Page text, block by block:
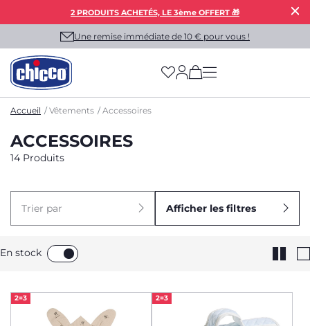
2 PRODUITS ACHETÉS, LE 3ème OFFERT 🎁
Une remise immédiate de 10 € pour vous !
(has more options
Accueil Vêtements Accessoires
ACCESSOIRES
14 Produits
Trier par Afficher les filtres
En stock
2=3 2=3